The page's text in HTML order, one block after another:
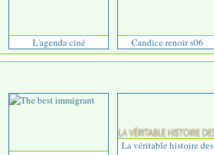
L'agenda ciné Candice renoir s06
La véritable histoire des